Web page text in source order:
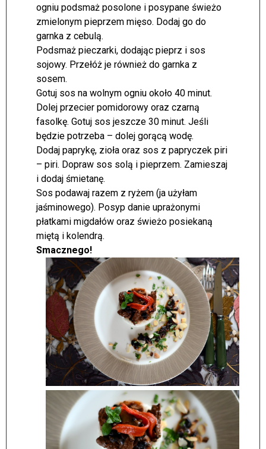
ogniu podsmaż posolone i posypane świeżo
zmielonym pieprzem mięso. Dodaj go do
garnka z cebulą.
Podsmaż pieczarki, dodając pieprz i sos
sojowy. Przełóż je również do garnka z
sosem.
Gotuj sos na wolnym ogniu około 40 minut.
Dolej przecier pomidorowy oraz czarną
fasolkę. Gotuj sos jeszcze 30 minut. Jeśli
będzie potrzeba – dolej gorącą wodę.
Dodaj paprykę, zioła oraz sos z papryczek piri
– piri. Dopraw sos solą i pieprzem. Zamieszaj
i dodaj śmietanę.
Sos podawaj razem z ryżem (ja użyłam
jaśminowego). Posyp danie uprażonymi
płatkami migdałów oraz świeżo posiekaną
miętą i kolendrą.
Smacznego!